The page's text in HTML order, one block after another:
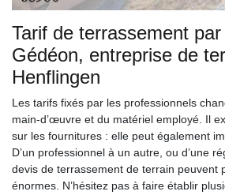
Tarif de terrassement
Gédéon, entreprise de
Henflingen
Les tarifs fixés par les professionnels
main-d’œuvre et du matériel employé. Il
sur les fournitures : elle peut également
D’un professionnel à un autre, ou d’une
devis de terrassement de terrain peuvent
énormes. N’hésitez pas à faire établir